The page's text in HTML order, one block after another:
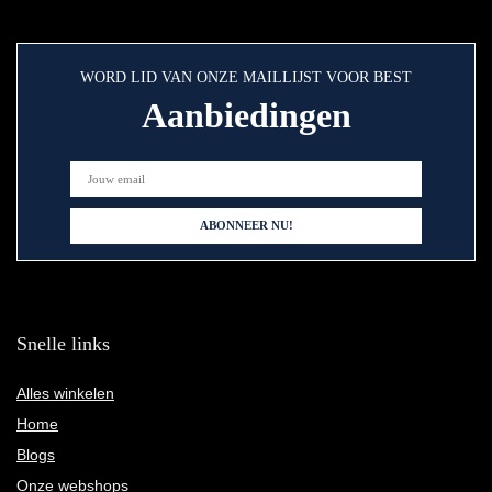
WORD LID VAN ONZE MAILLIJST VOOR BEST
Aanbiedingen
Snelle links
Alles winkelen
Home
Blogs
Onze webshops